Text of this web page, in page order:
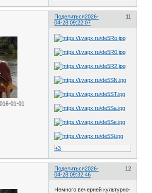
Поделиться 11
2026-
04-28 09:22:07
01-01
+3
Поделиться 12
2026-
04-28 09:32:46
Немного вечерней культурно-